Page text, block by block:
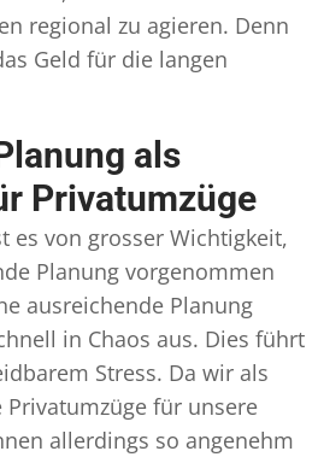
regional zu agieren. Denn
Geld für die langen
als
Privatumzüge
es von grosser Wichtigkeit,
Planung vorgenommen
ausreichende Planung
in Chaos aus. Dies führt
Stress. Da wir als
Privatumzüge für unsere
allerdings so angenehm